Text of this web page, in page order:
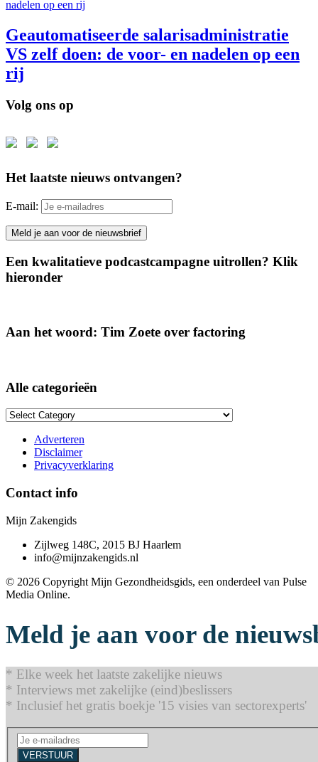
Geautomatiseerde salarisadministratie
VS zelf doen: de voor- en nadelen op een
rij
Volg ons op
Het laatste nieuws ontvangen?
E-mail:
Een kwalitatieve podcastcampagne uitrollen? Klik
hieronder
Aan het woord: Tim Zoete over factoring
Alle categorieën
Alle
Adverteren
Disclaimer
Privacyverklaring
Contact info
Mijn Zakengids
Zijlweg 148C, 2015 BJ Haarlem
info@mijnzakengids.nl
© 2026 Copyright Mijn Gezondheidsgids, een onderdeel van Pulse
Media Online.
Meld je aan voor de
* Elke week het laatste zakelijke nieuws
* Interviews met zakelijke (eind)beslissers
* Inclusief het gratis boekje '15 visies van sectorexperts'
VERSTUUR